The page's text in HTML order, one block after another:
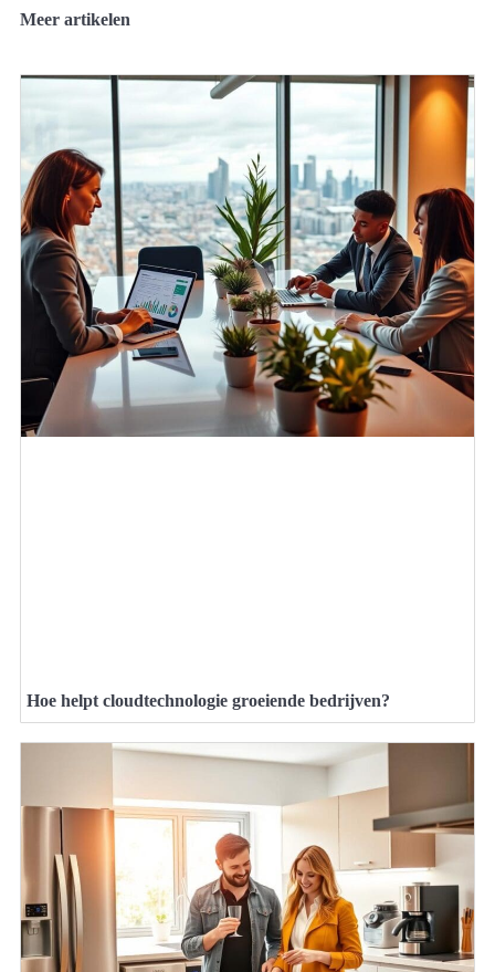
Meer artikelen
Hoe helpt cloudtechnologie groeiende bedrijven?